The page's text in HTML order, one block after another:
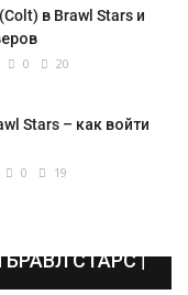
в Brawl Stars и
0 20
Stars – как войти
0 19
СТАРС |